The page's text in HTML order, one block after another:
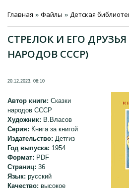
Главная » Файлы » Детская
СТРЕЛОК И ЕГО
НАРОДОВ СССР)
20.12.2023, 06:10
Автор книги: Сказки
народов СССР
Художник: В.Власов
Серия: Книга за книгой
Издательство: Детгиз
Год выпуска: 1954
Формат: PDF
Страниц: 36
Язык: русский
Качество: высокое